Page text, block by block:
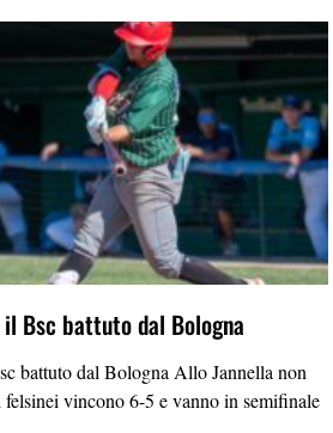
Bsc battuto dal Bologna
battuto dal Bologna Allo Jannella non
vincono 6-5 e vanno in semifinale